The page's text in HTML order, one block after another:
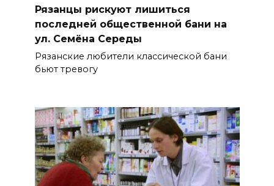
Рязанцы рискуют лишиться
последней общественной бани на
ул. Семёна Середы
Рязанские любители классической бани
бьют тревогу